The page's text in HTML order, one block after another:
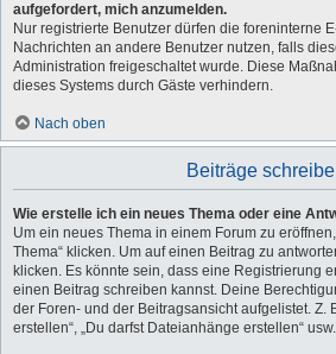
aufgefordert, mich anzumelden.
Nur registrierte Benutzer dürfen die foreninterne
Nachrichten an andere Benutzer nutzen, falls
Administration freigeschaltet wurde. Diese
dieses Systems durch Gäste verhindern.
Nach oben
Beiträge
Wie erstelle ich ein neues Thema oder eine
Um ein neues Thema in einem Forum zu
Thema“ klicken. Um auf einen Beitrag zu
klicken. Es könnte sein, dass eine Registrierung
einen Beitrag schreiben kannst. Deine
der Foren- und der Beitragsansicht aufgelistet. Z.
erstellen“, „Du darfst Dateianhänge erstellen“ usw.